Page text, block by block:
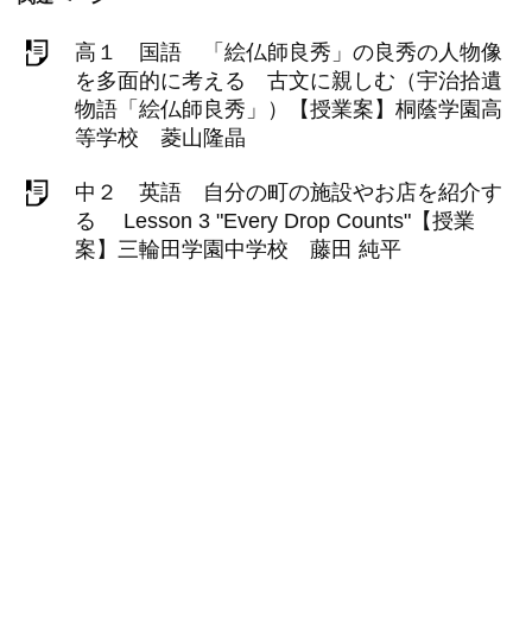
高１ 国語 「絵仏師良秀」の良秀の人物像
を多面的に考える 古文に親しむ（宇治拾遺
物語「絵仏師良秀」）【授業案】桐蔭学園高
等学校 菱山隆晶
中２ 英語 自分の町の施設やお店を紹介す
る Lesson 3 "Every Drop Counts"【授業
案】三輪田学園中学校 藤田 純平